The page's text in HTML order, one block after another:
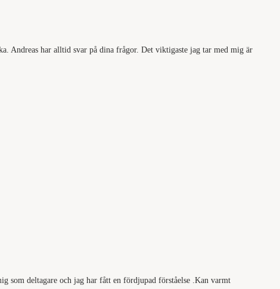
Andreas har alltid svar på dina frågor. Det viktigaste jag tar med mig är
som deltagare och jag har fått en fördjupad förståelse .Kan varmt